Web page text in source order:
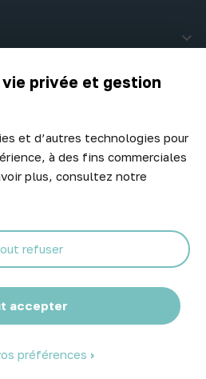
privée et gestion
et d’autres technologies pour
à des fins commerciales
plus, consultez notre
accepter
refuser
préférences

! Restez informé de nos meilleurs
arrivages.
vous
- Tous droits réservés